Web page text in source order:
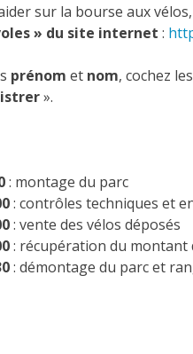
sur la bourse aux
» du site internet :
prénom et nom, cochez les
».
: montage du parc
: contrôles techniques et
: vente des vélos déposés
: récupération du montant
: démontage du parc et